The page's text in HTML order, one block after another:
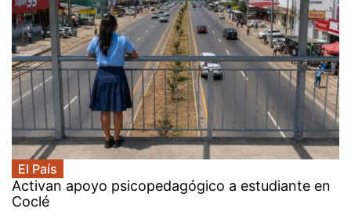
El País
Activan apoyo psicopedagógico a estudiante en
Coclé